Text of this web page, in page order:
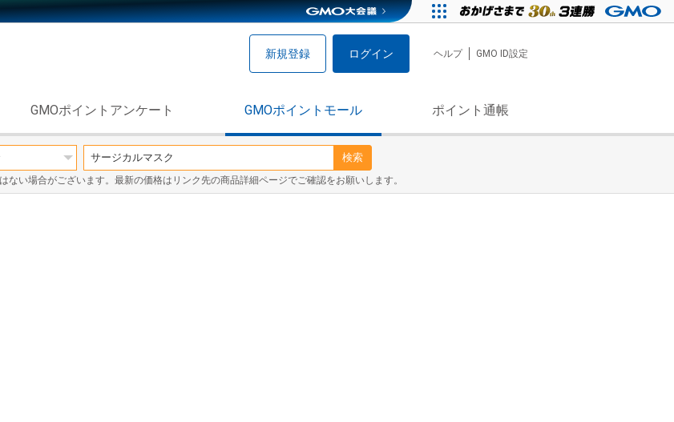
新規登録 ログイン ヘルプ GMO ID設定
GMOポイントアンケート GMOポイントモール ポイント通帳
検索
ない場合がございます。最新の価格はリンク先の商品詳細ページでご確認をお願いします。